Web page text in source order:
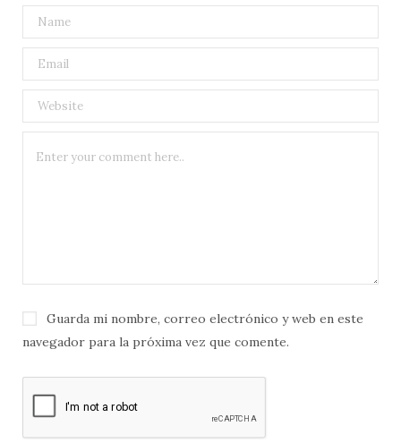
Guarda mi nombre, correo electrónico y web en este
navegador para la próxima vez que comente.